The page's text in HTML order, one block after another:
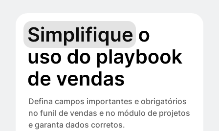
Defina campos importantes e obrigatórios
no funil de vendas e no módulo de projetos
e garanta dados corretos.